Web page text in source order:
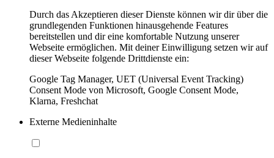
Durch das Akzeptieren dieser Dienste können wir dir über die
grundlegenden Funktionen hinausgehende Features
bereitstellen und dir eine komfortable Nutzung unserer
Webseite ermöglichen. Mit deiner Einwilligung setzen wir auf
dieser Webseite folgende Drittdienste ein:
Google Tag Manager, UET (Universal Event Tracking)
Consent Mode von Microsoft, Google Consent Mode,
Klarna, Freshchat
Externe Medieninhalte